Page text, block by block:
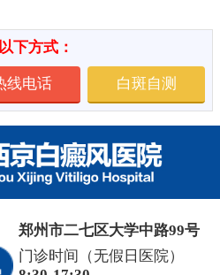
下方式：
线电话 白斑自测
郑州市二七区大学中路99号
门诊时间（无假日医院）